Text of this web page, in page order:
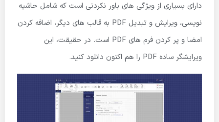
دارای بسیاری از ویژگی های باور نکردنی است که شامل حاشیه
نویسی، ویرایش و تبدیل PDF به قالب های دیگر، اضافه کردن
امضا و پر کردن فرم های PDF است. در حقیقت، این
ویرایشگر ساده PDF را هم اکنون دانلود کنید.